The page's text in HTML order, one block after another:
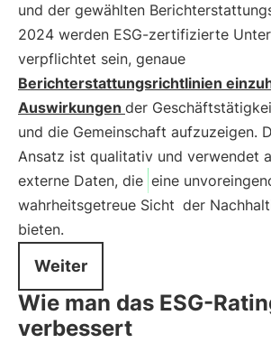
und der gewählten
2024 werden ESG-zertifizierte
verpflichtet sein, genaue
Berichterstattungsrichtlinien
Auswirkungen der
und die Gemeinschaft aufzuzeigen.
Ansatz ist qualitativ und verwendet
externe Daten, die eine
wahrheitsgetreue Sicht der
bieten.
Weiter
Wie man das ESG-
verbessert